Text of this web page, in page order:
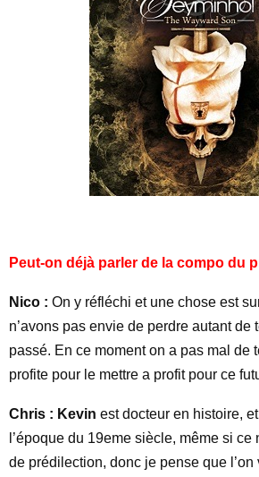
Peut-on déjà parler de la compo du
Nico : On y réfléchi et une chose est
n’avons pas envie de perdre autant de
passé. En ce moment on a pas mal de
profite pour le mettre a profit pour ce
Chris : Kevin est docteur en histoire,
l’époque du 19eme siècle, même si ce
de prédilection, donc je pense que l’on